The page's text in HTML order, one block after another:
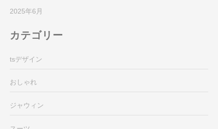
2025年6月
カテゴリー
tsデザイン
おしゃれ
ジャウィン